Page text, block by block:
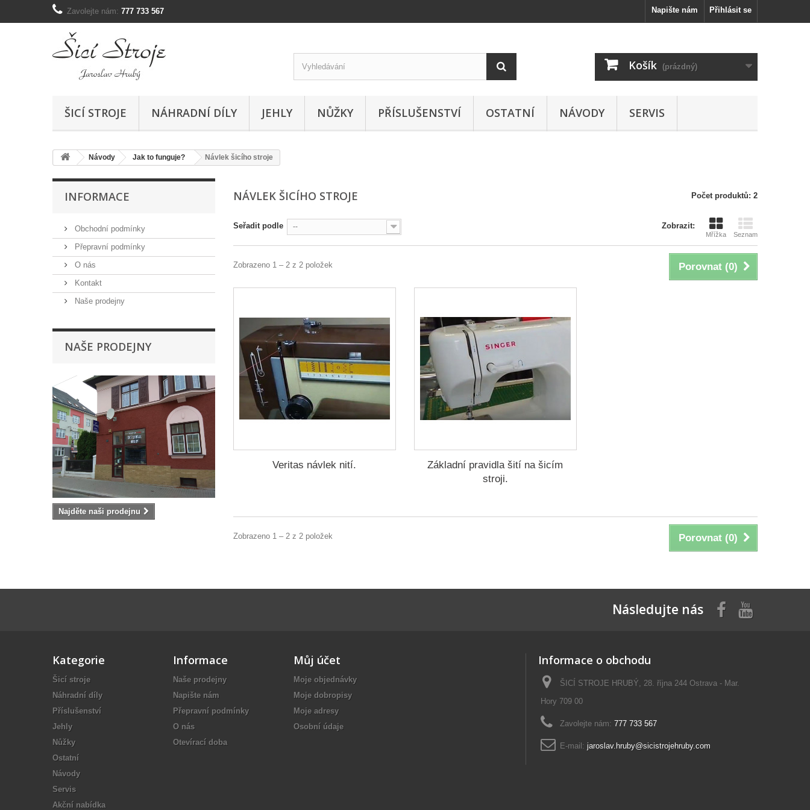
Přihlásit se
Napište nám
Zavolejte nám: 777 733 567
Košík (prázdný)
ŠICÍ STROJE NÁHRADNÍ DÍLY JEHLY NŮŽKY PŘÍSLUŠENSTVÍ OSTATNÍ NÁVODY SERVIS
Návody Jak to funguje? Návlek šicího stroje
INFORMACE
Obchodní podmínky
Přepravní podmínky
O nás
Kontakt
Naše prodejny
NAŠE PRODEJNY
Najděte naši prodejnu
NÁVLEK ŠICÍHO STROJE Počet produktů: 2
Zobrazit:
Mřížka Seznam
Seřadit podle --
Porovnat (0)
Zobrazeno 1 – 2 z 2 položek
Veritas návlek nití.
Základní pravidla šití na šicím
stroji.
Porovnat (0)
Zobrazeno 1 – 2 z 2 položek
Následujte nás
Kategorie
Šicí stroje
Náhradní díly
Příslušenství
Jehly
Nůžky
Ostatní
Návody
Servis
Akční nabídka
Informace
Naše prodejny
Napište nám
Přepravní podmínky
O nás
Otevírací doba
Můj účet
Moje objednávky
Moje dobropisy
Moje adresy
Osobní údaje
Informace o obchodu
ŠICÍ STROJE HRUBÝ, 28. října 244 Ostrava - Mar.
Hory 709 00
Zavolejte nám: 777 733 567
E-mail: jaroslav.hruby@sicistrojehruby.com